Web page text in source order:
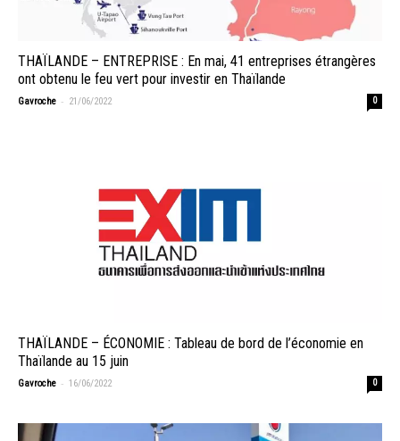
THAÏLANDE – ENTREPRISE : En mai, 41 entreprises étrangères
ont obtenu le feu vert pour investir en Thaïlande
Gavroche - 21/06/2022 0
THAÏLANDE – ÉCONOMIE : Tableau de bord de l’économie en
Thaïlande au 15 juin
Gavroche - 16/06/2022 0